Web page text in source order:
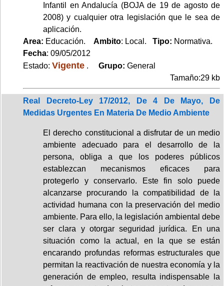
Infantil en Andalucía (BOJA de 19 de agosto de
2008) y cualquier otra legislación que le sea de
aplicación.
Area: Educación. Ambito: Local. Tipo: Normativa.
Fecha: 09/05/2012
Estado: Vigente . Grupo: General
Tamaño:29 kb
Real Decreto-Ley 17/2012, De 4 De Mayo, De
Medidas Urgentes En Materia De Medio Ambiente
El derecho constitucional a disfrutar de un medio
ambiente adecuado para el desarrollo de la
persona, obliga a que los poderes públicos
establezcan mecanismos eficaces para
protegerlo y conservarlo. Este fin solo puede
alcanzarse procurando la compatibilidad de la
actividad humana con la preservación del medio
ambiente. Para ello, la legislación ambiental debe
ser clara y otorgar seguridad jurídica. En una
situación como la actual, en la que se están
encarando profundas reformas estructurales que
permitan la reactivación de nuestra economía y la
generación de empleo, resulta indispensable la